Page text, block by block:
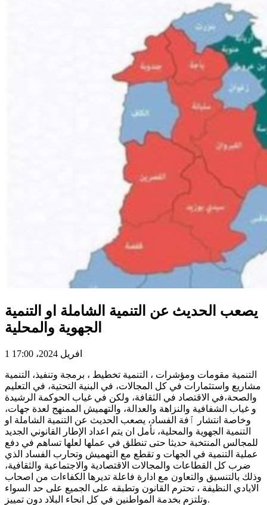
يصعب الحديث عن التنمية الشاملة او التنمية
الجهوية والمحلية
1 افريل 2024، 17:00
التنمية مقومات ومؤشرات ، التنمية تخطيط ، برمجة وتنفيذ، التنمية
مشاريع واستثمارات في كل المجالات، في البنية التحتية، في التعليم
والصحة،في الاقتصاد في الثقافة، ولكن في غياب الحوكمة الرشيدة
و غياب الشفافية والنزاهة والعدالة، والتهميش الممنهج لعدة جهات،
وخاصة انتشار ٱفة الفساد، يصعب الحديث عن التنمية الشاملة او
التنمية الجهوية والمحلية، نأمل ان يتم اعداد الإطار القانوني الجديد
للمجالس المنتخبة حديثا حتى تنطلق في عملها لعلها تساهم في دفع
عملية التنمية في الجهات و تقطع مع التهميش وتحارب الفساد الذي
ضرب كل القطاعات والمجالات الاقتصادية والاجتماعية والثقافية،
وذلك بالتنسيق والتعاون مع ادارة فاعلة تديرها الكفاءات من اصحاب
الايادي النظيفة ، تحترم القانون وتطبقه على الجميع على حد السواء
وتلتزم بخدمة المواطنين في كل انحاء البلاد دون تمييز.